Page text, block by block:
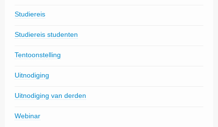
Studiereis
Studiereis studenten
Tentoonstelling
Uitnodiging
Uitnodiging van derden
Webinar